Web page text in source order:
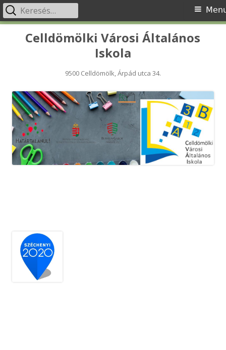
Celldömölki Városi Általános
Iskola
9500 Celldömölk, Árpád utca 34.
Primary
Menu
Keresés: